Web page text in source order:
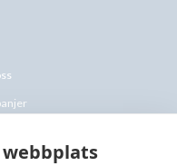
webbplats